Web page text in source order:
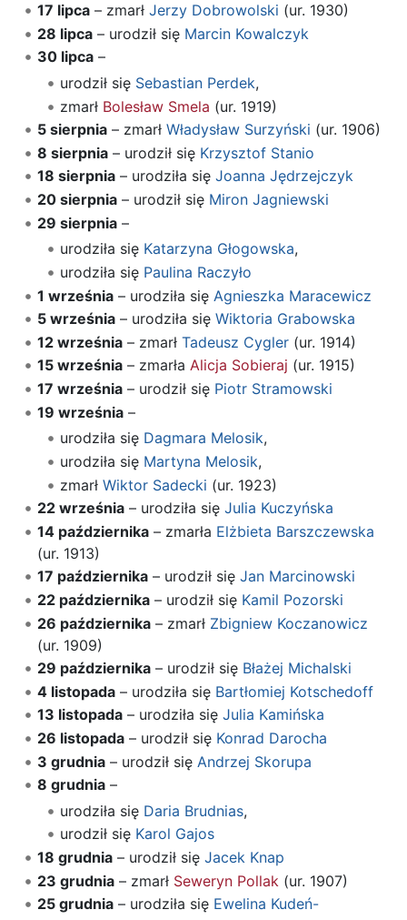
17 lipca– zmarł Jerzy Dobrowolski (ur. 1930)
28 lipca– urodził się Marcin Kowalczyk
30 lipca–
urodził się Sebastian Perdek,
zmarł Bolesław Smela (ur. 1919)
5 sierpnia– zmarł Władysław Surzyński (ur. 1906)
8 sierpnia– urodził się Krzysztof Stanio
18 sierpnia– urodziła się Joanna Jędrzejczyk
20 sierpnia– urodził się Miron Jagniewski
29 sierpnia–
urodziła się Katarzyna Głogowska,
urodziła się Paulina Raczyło
1 września– urodziła się Agnieszka Maracewicz
5 września– urodziła się Wiktoria Grabowska
12 września– zmarł Tadeusz Cygler(ur. 1914)
15 września– zmarła Alicja Sobieraj (ur. 1915)
17 września– urodził się Piotr Stramowski
19 września–
urodziła się Dagmara Melosik,
urodziła się Martyna Melosik,
zmarłWiktor Sadecki (ur. 1923)
22 września– urodziła się Julia Kuczyńska
14 października– zmarła Elżbieta Barszczewska
(ur. 1913)
17 października– urodził się Jan Marcinowski
22 października– urodził się Kamil Pozorski
26 października– zmarł Zbigniew Koczanowicz
(ur. 1909)
29 października– urodził się Błażej Michalski
4 listopada– urodziła się Bartłomiej Kotschedoff
13 listopada– urodziła się Julia Kamińska
26 listopada– urodził się Konrad Darocha
3 grudnia– urodził się Andrzej Skorupa
8 grudnia–
urodziła się Daria Brudnias,
urodził się Karol Gajos
18 grudnia– urodził się Jacek Knap
23 grudnia– zmarł Seweryn Pollak (ur. 1907)
25 grudnia– urodziła się Ewelina Kudeń-